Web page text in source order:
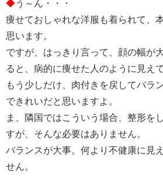
◆う～ん・・・
痩せておしゃれな洋服も着られて、
思います。
ですが、はっきり言って、顔の幅が
ると、病的に痩せた人のように見え
もう少しだけ、肉付きを戻してバラ
できれいだと思いますよ。
ま、隣国ではこういう場合、整形を
すが、そんな必要はありません。
バランスが大事。何より不健康に見
せん。